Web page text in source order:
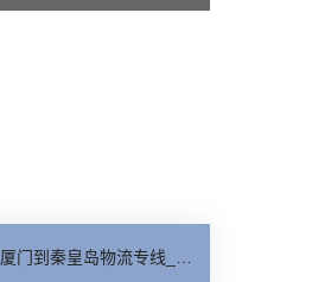
厦门到秦皇岛物流专线_高效运输「运保时效」